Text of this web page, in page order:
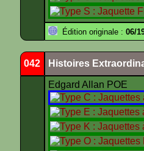
Édition originale : 06/
042 Histoires
Edgard Allan POE